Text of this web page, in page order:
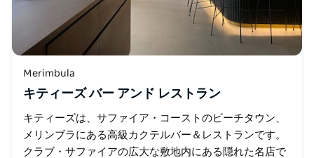
Merimbula
キティーズ バー アンド レストラン
キティーズは、サファイア・コーストのビーチタウン、
メリンブラにある高級カクテルバー＆レストランです。
クラブ・サファイアの広大な敷地内にある隠れた名店で